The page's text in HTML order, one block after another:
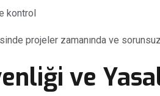
kontrol
projeler zamanında ve sorunsuz
ve